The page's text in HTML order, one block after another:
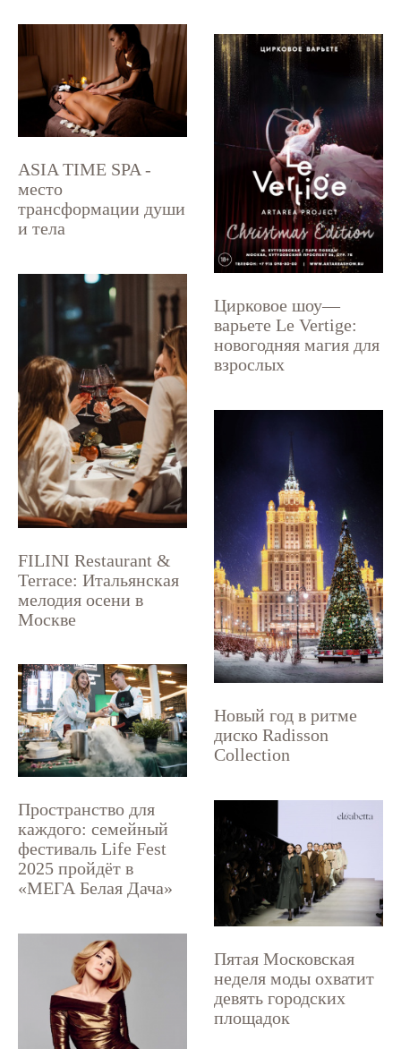
ASIA TIME SPA -
место
трансформации души
и тела
Цирковое шоу—
варьете Le Vertige:
новогодняя магия для
взрослых
FILINI Restaurant &
Terrace: Итальянская
мелодия осени в
Москве
Новый год в ритме
диско Radisson
Collection
Пространство для
каждого: семейный
фестиваль Life Fest
2025 пройдёт в
«МЕГА Белая Дача»
Пятая Московская
неделя моды охватит
девять городских
площадок